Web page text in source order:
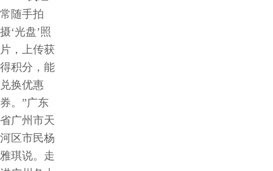
常随手拍
摄‘光盘’照
片，上传获
得积分，能
兑换优惠
券。”广东
省广州市天
河区市民杨
雅琪说。走